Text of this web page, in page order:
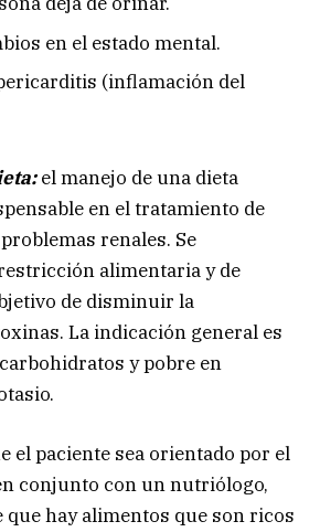
en el estado mental.
(inflamación del
el manejo de una dieta
en el tratamiento de
renales. Se
alimentaria y de
de disminuir la
La indicación general es
y pobre en
el paciente sea orientado por el
conjunto con un nutriólogo,
que hay alimentos que son ricos